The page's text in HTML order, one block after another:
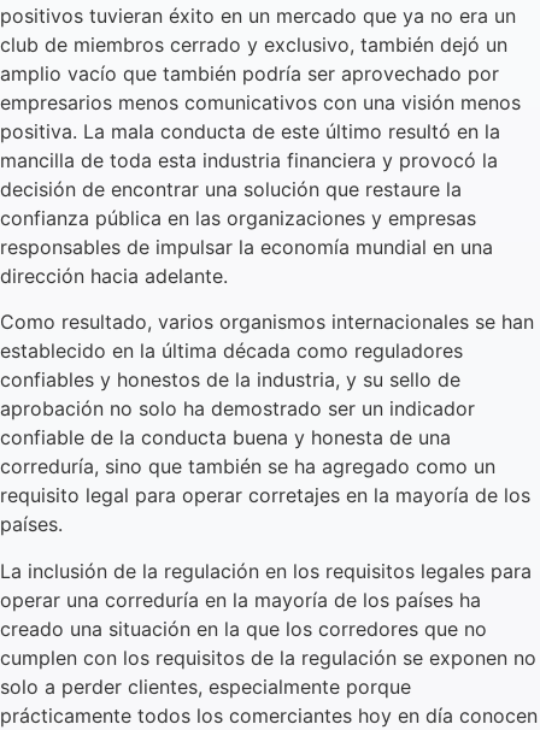
positivos tuvieran éxito en un mercado que ya no era un
club de miembros cerrado y exclusivo, también dejó un
amplio vacío que también podría ser aprovechado por
empresarios menos comunicativos con una visión menos
positiva. La mala conducta de este último resultó en la
mancilla de toda esta industria financiera y provocó la
decisión de encontrar una solución que restaure la
confianza pública en las organizaciones y empresas
responsables de impulsar la economía mundial en una
dirección hacia adelante.
Como resultado, varios organismos internacionales se han
establecido en la última década como reguladores
confiables y honestos de la industria, y su sello de
aprobación no solo ha demostrado ser un indicador
confiable de la conducta buena y honesta de una
correduría, sino que también se ha agregado como un
requisito legal para operar corretajes en la mayoría de los
países.
La inclusión de la regulación en los requisitos legales para
operar una correduría en la mayoría de los países ha
creado una situación en la que los corredores que no
cumplen con los requisitos de la regulación se exponen no
solo a perder clientes, especialmente porque
prácticamente todos los comerciantes hoy en día conocen